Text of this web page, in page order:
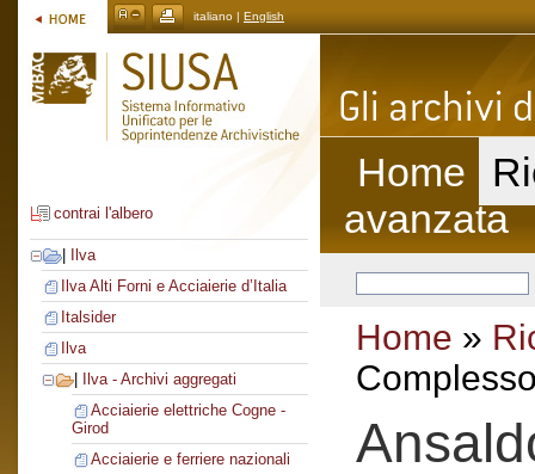
italiano | English
contrai l'albero
Ilva
Ilva Alti Forni e Acciaierie d’Italia
Italsider
Ilva
Ilva - Archivi aggregati
Acciaierie elettriche Cogne -
Girod
Acciaierie e ferriere nazionali
Home
avanzata
Home »